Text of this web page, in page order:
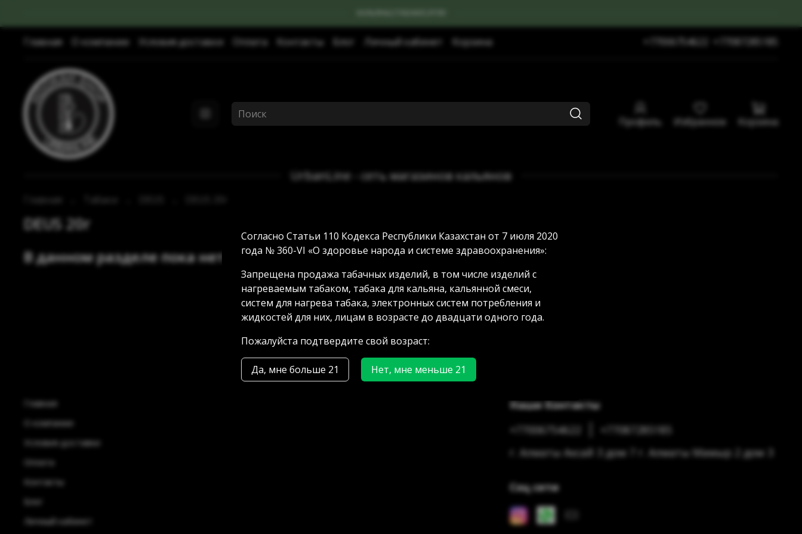
Главная О компании Условия доставки Оплата Контакты Блог Личный кабинет Корзина +77006754622 +77087285185
Профиль Избранное Корзина
UrbanLine - сеть магазинов кальянов
DEUS 20г
В данном разделе пока нет товаров. Мы работаем над этим.
Главная
О компании
Условия доставки
Оплата
Контакты
Блог
Личный кабинет
Наши Контакты
+77006754622
+77087285185
г. Алматы Аксай 3 дом 7 г. Алматы Мамыр 2 дом 3
Соц сети
Согласно Статьи 110 Кодекса Республики Казахстан от 7 июля 2020
года № 360-VI «О здоровье народа и системе здравоохранения»:
Запрещена продажа табачных изделий, в том числе изделий с
нагреваемым табаком, табака для кальяна, кальянной смеси,
систем для нагрева табака, электронных систем потребления и
жидкостей для них, лицам в возрасте до двадцати одного года.
Пожалуйста подтвердите свой возраст:
Да, мне больше 21 Нет, мне меньше 21